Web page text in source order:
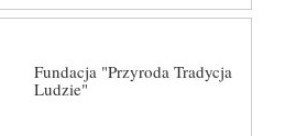
Fundacja "Przyroda Tradycja
Ludzie"